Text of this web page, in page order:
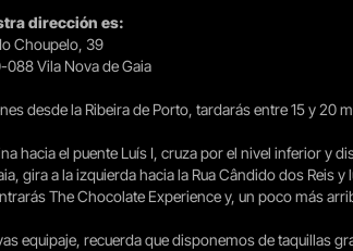
dirección es:
Choupelo, 39
088 Vila Nova de Gaia
desde la Ribeira de Porto, tardarás entre 15 y 20
hacia el puente Luís I, cruza por el nivel inferior y
gira a la izquierda hacia la Rua Cândido dos Reis
The Chocolate Experience y, un poco más
equipaje, recuerda que disponemos de taquillas